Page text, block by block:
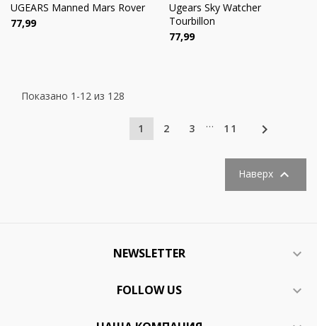
UGEARS Manned Mars Rover
Цена
77,99
Ugears Sky Watcher
Tourbillon
Цена
77,99
Показано 1-12 из 128
1 2 3 … 11 
Наверх 
NEWSLETTER 
FOLLOW US 